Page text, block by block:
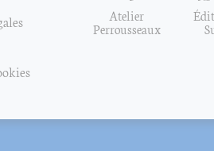
Atelier
Perrousseaux